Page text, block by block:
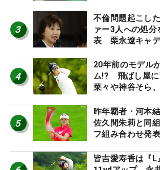
3
不倫問題起こし
ァー3人への処
表 栗永遼キャデ
4
20年前のモデル
ム!? 飛ばし屋に
菜々や神谷そら
ロたちの“飛ばし
5
昨年覇者・河本
佐久間朱莉と同
フ組み合わせ発表
皆吉愛寿香は『L